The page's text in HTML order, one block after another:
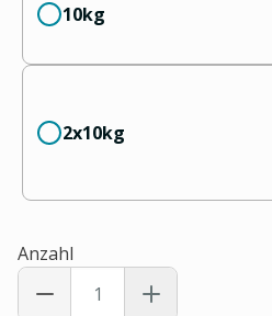
10kg
2x10kg
Anzahl